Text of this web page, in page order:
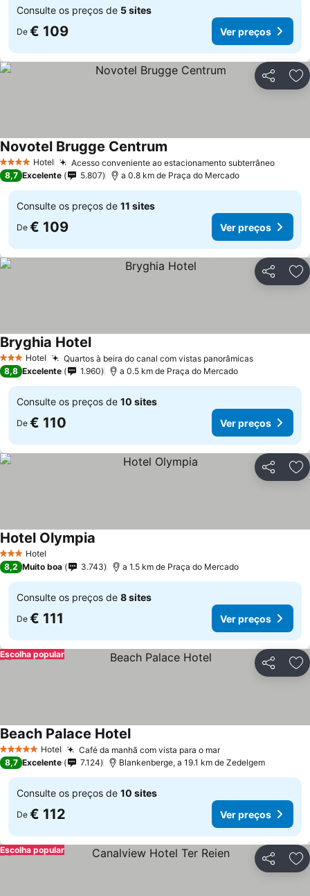
Consulte os preços de 5 sites
De € 109 Ver preços
Partilhar
4 EstrelasHotel Acesso conveniente ao estacionamento subterrâneo
Novotel Brugge Centrum
8,7 Excelente 5.807 a 0.8 km de Praça do Mercado
Consulte os preços de 11 sites
De € 109 Ver preços
Partilhar
3 EstrelasHotel Quartos à beira do canal com vistas panorâmicas
Bryghia Hotel
8,8 Excelente 1.960 a 0.5 km de Praça do Mercado
Consulte os preços de 10 sites
De € 110 Ver preços
Partilhar
3 EstrelasHotel
Hotel Olympia
8,2 Muito boa 3.743 a 1.5 km de Praça do Mercado
Consulte os preços de 8 sites
De € 111 Ver preços
Partilhar
Escolha popular
5 Estrelas Hotel Café da manhã com vista para o mar
Beach Palace Hotel
8,7 Excelente 7.124 Blankenberge, a 19.1 km de Zedelgem
Consulte os preços de 10 sites
De € 112 Ver preços
Partilhar
Escolha popular